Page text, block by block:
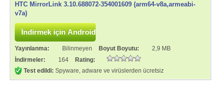
HTC MirrorLink 3.10.688072-354001609 (arm64-v8a,armeabi-
v7a)
Yayınlanma: Bilinmeyen Boyut Boyutu:
2,9 MB
İndirmeler:
164
Rating:
Test edildi: Spyware, adware ve virüslerden ücretsiz